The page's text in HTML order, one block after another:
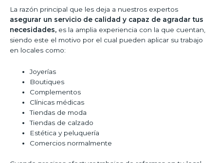
La razón principal que les deja a nuestros expertos
asegurar un servicio de calidad y capaz de agradar tus
necesidades, es la amplia experiencia con la que cuentan,
siendo este el motivo por el cual pueden aplicar su trabajo
en locales como:
Joyerías
Boutiques
Complementos
Clínicas médicas
Tiendas de moda
Tiendas de calzado
Estética y peluquería
Comercios normalmente